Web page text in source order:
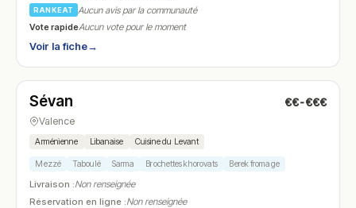
RANKEAT
Aucun avis par la communauté
Vote rapideAucun vote pour le moment
Voir la fiche→
N° 13
Sévan €€-€€€
Valence
Arménienne Libanaise Cuisine du Levant
Mezzé Taboulé Sarma Brochettes khorovats Berek fromage
Livraison :Non renseignée
Réservation en ligne :Non renseignée